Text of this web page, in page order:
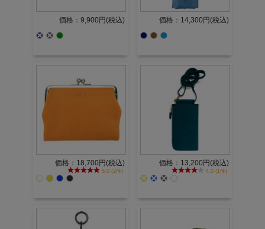
価格：9,900円(税込) 価格：14,300円(税込)
価格：18,700円(税込)
5.0 (2件)
価格：13,200円(税込)
4.0 (1件)